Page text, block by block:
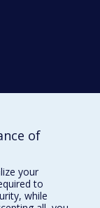
of
your
to
while